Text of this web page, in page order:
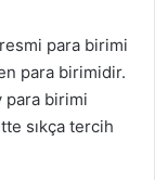
para birimi
para birimidir.
para birimi
sıkça tercih